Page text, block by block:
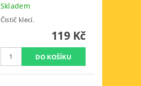
Skladem
Čistič klecí.
119 Kč